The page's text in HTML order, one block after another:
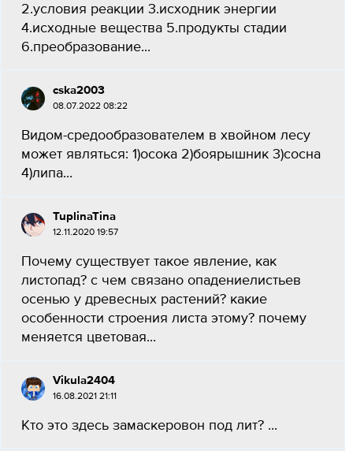
2.условия реакции 3.исходник энергии
4.исходные вещества 5.продукты стадии
6.преобразование...
cska2003
08.07.2022 08:22
Видом-средообразователем в хвойном лесу
может являться: 1)осока 2)боярышник 3)сосна
4)липа...
TuplinaTina
12.11.2020 19:57
Почему существует такое явление, как
листопад? с чем связано опадениелистьев
осенью у древесных растений? какие
особенности строения листа этому? почему
меняется цветовая...
Vikula2404
16.08.2021 21:11
Кто это здесь замаскеровон под лит? ​...